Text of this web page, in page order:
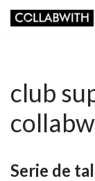
club
Serie de